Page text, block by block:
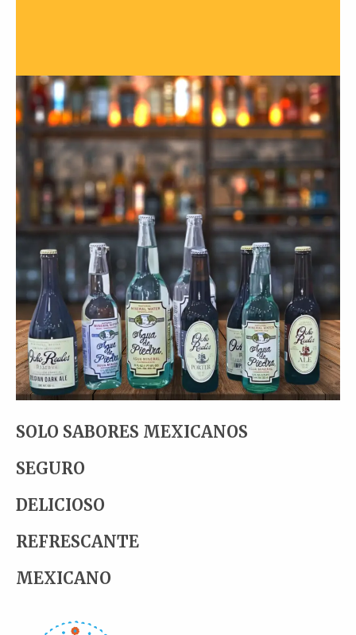
SOLO SABORES MEXICANOS
SEGURO
DELICIOSO
REFRESCANTE
MEXICANO